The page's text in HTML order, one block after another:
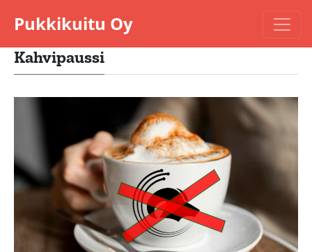
Pukkikuitu Oy
Kahvipaussi